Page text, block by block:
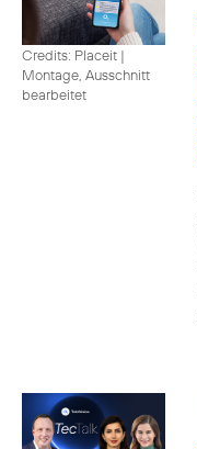
Credits: Placeit |
Montage, Ausschnitt
bearbeitet